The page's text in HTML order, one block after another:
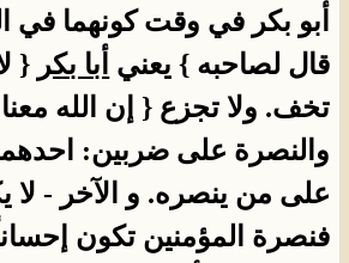
أبو بكر في وقت كونهما في
قال لصاحبه } يعني أبا بكر {
تخف. ولا تجزع { إن الله
والنصرة على ضربين:
على من ينصره. و الآخر - لا
فنصرة المؤمنين تكون